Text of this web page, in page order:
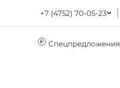
+7 (4752) 70-05-23
Спецпредложения